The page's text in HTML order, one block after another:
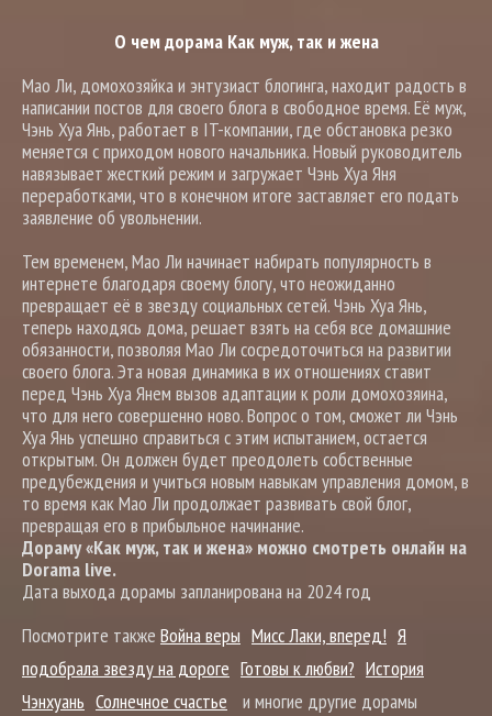
О чем дорама Как муж, так и жена
Мао Ли, домохозяйка и энтузиаст блогинга, находит радость в
написании постов для своего блога в свободное время. Её муж,
Чэнь Хуа Янь, работает в IT-компании, где обстановка резко
меняется с приходом нового начальника. Новый руководитель
навязывает жесткий режим и загружает Чэнь Хуа Яня
переработками, что в конечном итоге заставляет его подать
заявление об увольнении.
Тем временем, Мао Ли начинает набирать популярность в
интернете благодаря своему блогу, что неожиданно
превращает её в звезду социальных сетей. Чэнь Хуа Янь,
теперь находясь дома, решает взять на себя все домашние
обязанности, позволяя Мао Ли сосредоточиться на развитии
своего блога. Эта новая динамика в их отношениях ставит
перед Чэнь Хуа Янем вызов адаптации к роли домохозяина,
что для него совершенно ново. Вопрос о том, сможет ли Чэнь
Хуа Янь успешно справиться с этим испытанием, остается
открытым. Он должен будет преодолеть собственные
предубеждения и учиться новым навыкам управления домом, в
то время как Мао Ли продолжает развивать свой блог,
превращая его в прибыльное начинание.
Дораму «Как муж, так и жена» можно смотреть онлайн на
Dorama live.
Дата выхода дорамы запланирована на 2024 год
Посмотрите также Война веры Мисс Лаки, вперед! Я
подобрала звезду на дороге Готовы к любви? История
Чэнхуань Солнечное счастье
и многие другие дорамы